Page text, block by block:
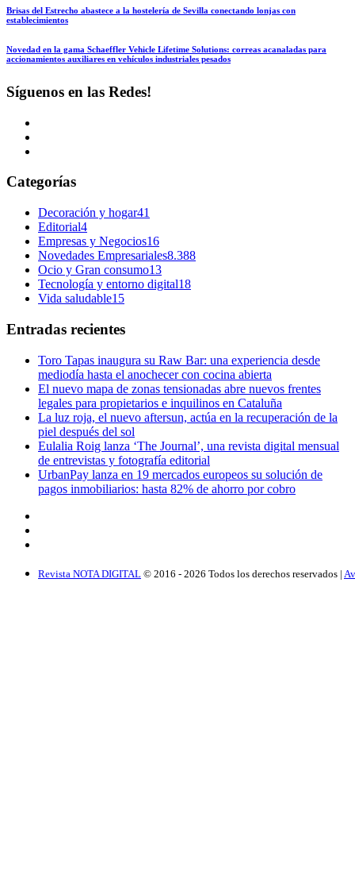
Brisas del Estrecho abastece a la hostelería de Sevilla conectando lonjas con
establecimientos
Novedad en la gama Schaeffler Vehicle Lifetime Solutions: correas acanaladas para
accionamientos auxiliares en vehículos industriales pesados
Síguenos en las Redes!
Categorías
Decoración y hogar41
Editorial4
Empresas y Negocios16
Novedades Empresariales8.388
Ocio y Gran consumo13
Tecnología y entorno digital18
Vida saludable15
Entradas recientes
Toro Tapas inaugura su Raw Bar: una experiencia desde
mediodía hasta el anochecer con cocina abierta
El nuevo mapa de zonas tensionadas abre nuevos frentes
legales para propietarios e inquilinos en Cataluña
La luz roja, el nuevo aftersun, actúa en la recuperación de la
piel después del sol
Eulalia Roig lanza ‘The Journal’, una revista digital mensual
de entrevistas y fotografía editorial
UrbanPay lanza en 19 mercados europeos su solución de
pagos inmobiliarios: hasta 82% de ahorro por cobro
Revista NOTA DIGITAL © 2016 - 2026 Todos los derechos reservados |